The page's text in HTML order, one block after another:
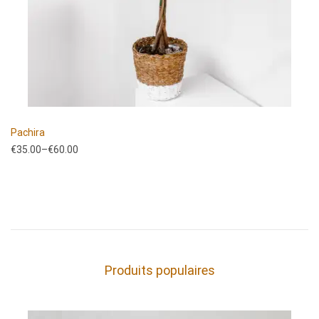
Pachira
€35.00–€60.00
Produits populaires